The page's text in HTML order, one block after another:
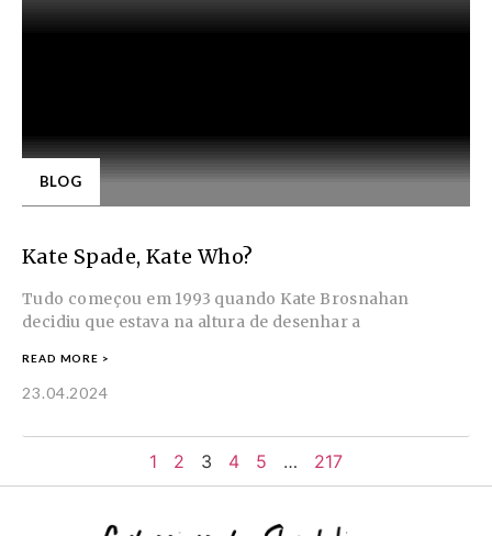
BLOG
Kate Spade, Kate Who?
Tudo começou em 1993 quando Kate Brosnahan
decidiu que estava na altura de desenhar a
READ MORE >
23.04.2024
1 2 3 4 5 … 217